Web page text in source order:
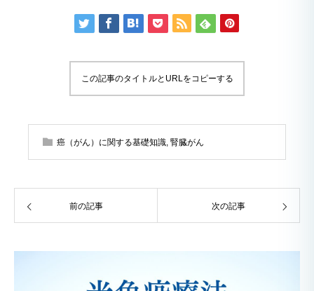
この記事のタイトルとURLをコピーする
癌（がん）に関する基礎知識 腎臓がん
前の記事 次の記事